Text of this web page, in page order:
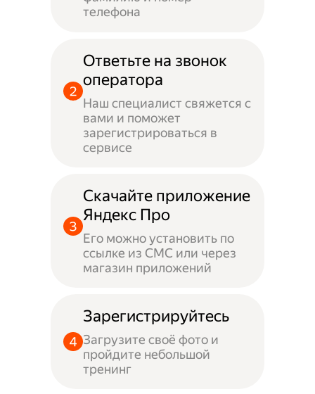
телефона
Ответьте на звонок
оператора
Наш специалист свяжется с
вами и поможет
зарегистрироваться в
сервисе
Скачайте приложение
Яндекс Про
Его можно установить по
ссылке из СМС или через
магазин приложений
Зарегистрируйтесь
Загрузите своё фото и
пройдите небольшой
тренинг